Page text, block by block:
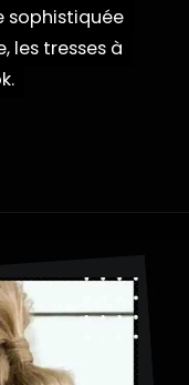
sophistiquée
les tresses à
sophistiquée
les tresses à